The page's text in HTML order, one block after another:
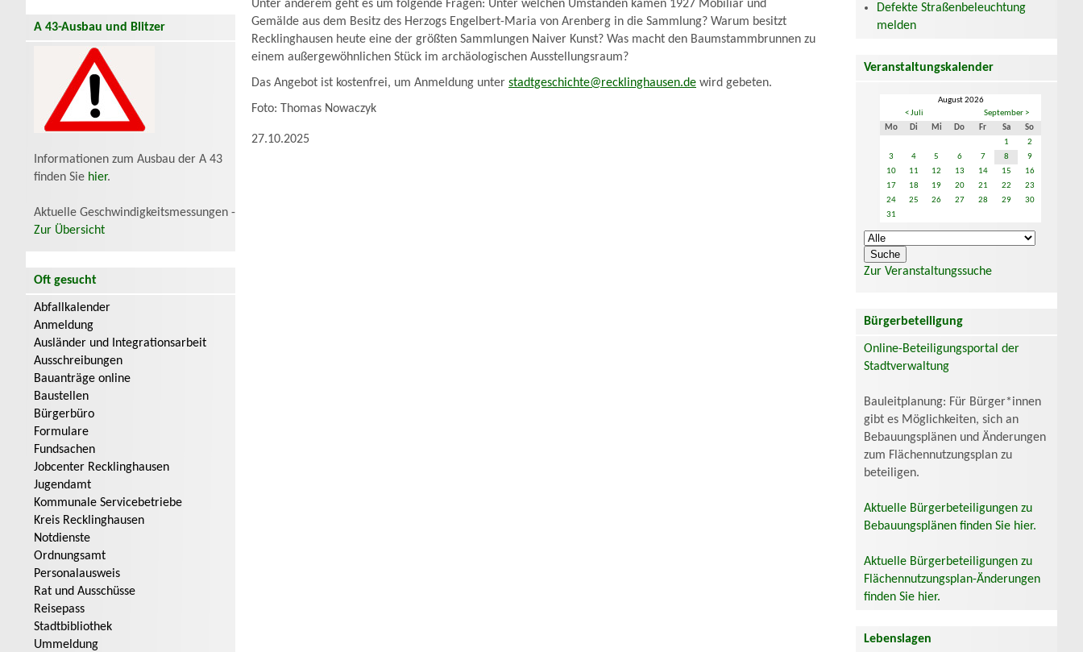
A 43-Ausbau und Blitzer
Informationen zum Ausbau der A 43
finden Sie hier.
Aktuelle Geschwindigkeitsmessungen -
Zur Übersicht
Oft gesucht
Abfallkalender
Anmeldung
Ausländer und Integrationsarbeit
Ausschreibungen
Bauanträge online
Baustellen
Bürgerbüro
Formulare
Fundsachen
Jobcenter Recklinghausen
Jugendamt
Kommunale Servicebetriebe
Kreis Recklinghausen
Notdienste
Ordnungsamt
Personalausweis
Rat und Ausschüsse
Reisepass
Stadtbibliothek
Ummeldung
Unter anderem geht es um folgende Fragen: Unter welchen Umständen kamen 1927 Mobiliar und
Gemälde aus dem Besitz des Herzogs Engelbert-Maria von Arenberg in die Sammlung? Warum besitzt
Recklinghausen heute eine der größten Sammlungen Naiver Kunst? Was macht den Baumstammbrunnen zu
einem außergewöhnlichen Stück im archäologischen Ausstellungsraum?
Das Angebot ist kostenfrei, um Anmeldung unter stadtgeschichte@recklinghausen.de wird gebeten.
Foto: Thomas Nowaczyk
27.10.2025
Defekte Straßenbeleuchtung
melden
Veranstaltungskalender
August 2026
< Juli
September >
Mo
Di Mi Do Fr Sa
So
1
2
3
4 5 6 7 8
9
10
11 12 13 14 15
16
17
18 19 20 21 22
23
24
25 26 27 28 29
30
31
Zur Veranstaltungssuche
Bürgerbeteiligung
Online-Beteiligungsportal der
Stadtverwaltung
Bauleitplanung: Für Bürger*innen
gibt es Möglichkeiten, sich an
Bebauungsplänen und Änderungen
zum Flächennutzungsplan zu
beteiligen.
Aktuelle Bürgerbeteiligungen zu
Bebauungsplänen finden Sie hier.
Aktuelle Bürgerbeteiligungen zu
Flächennutzungsplan-Änderungen
finden Sie hier.
Lebenslagen